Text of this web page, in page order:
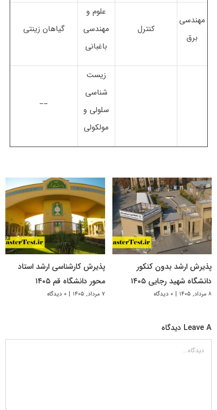
مهندسی
برق
کنترل
علوم و
مهندسی
باغبانی
گیاهان زینتی
زیست
شناسی
سلولی و
مولکولی
__
پذیرش ارشد بدون کنکور
دانشگاه شهید رجایی ۱۴۰۵
۸ مرداد, ۱۴۰۵ | ۰ دیدگاه
پذیرش کارشناسی ارشد استاد
محور دانشگاه قم ۱۴۰۵
۷ مرداد, ۱۴۰۵ | ۰ دیدگاه
Leave A دیدگاه
دیدگاه